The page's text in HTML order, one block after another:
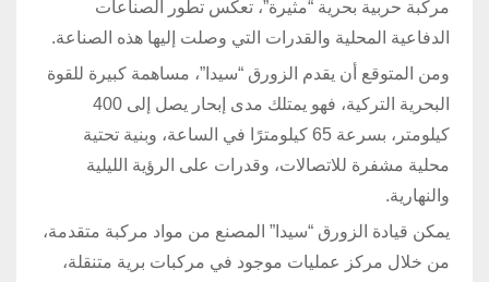
مركبة حربية بحرية “مثيرة”، تعكس تطور الصناعات
الدفاعية المحلية والقدرات التي وصلت إليها هذه الصناعة.
ومن المتوقع أن يقدم الزورق “سيدا”، مساهمة كبيرة للقوة
البحرية التركية، فهو يمتلك مدى إبحار يصل إلى 400
كيلومتر، بسرعة 65 كيلومترًا في الساعة، وبنية تحتية
محلية مشفرة للاتصالات، وقدرات على الرؤية الليلية
والنهارية.
يمكن قيادة الزورق “سيدا” المصنع من مواد مركبة متقدمة،
من خلال مركز عمليات موجود في مركبات برية متنقلة،